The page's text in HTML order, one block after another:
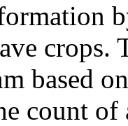
crops.
based
count